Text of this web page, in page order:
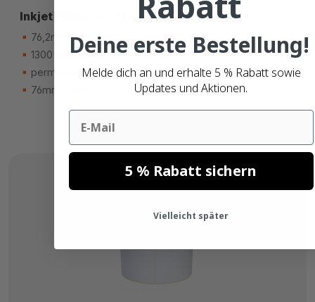
Inkjet Etiketten, 76,2mm x 50,8mm
76,2mm x 50,8mm
1300 etiketten
permanent kleber
76mm hülse
Deine erste Bestellung!
Melde dich an und erhalte 5 % Rabatt sowie
Updates und Aktionen.
Email
5 % Rabatt sichern
Vielleicht später